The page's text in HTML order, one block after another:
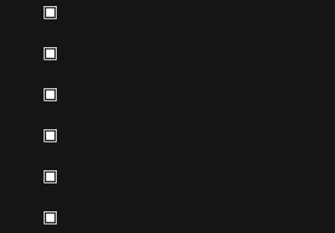
▣
▣
▣
▣
▣
▣